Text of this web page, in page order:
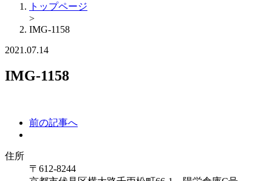
トップページ
>
IMG-1158
2021.07.14
IMG-1158
前の記事へ
住所
〒612-8244